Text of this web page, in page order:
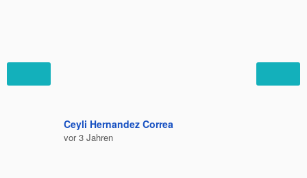
Ceyli Hernandez Correa
vor 3 Jahren